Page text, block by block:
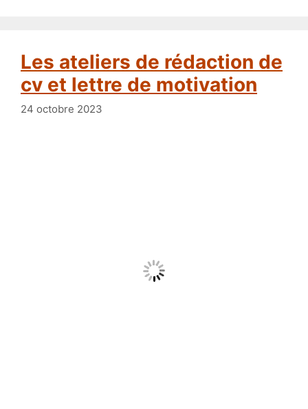
Les ateliers de rédaction de
cv et lettre de motivation
24 octobre 2023